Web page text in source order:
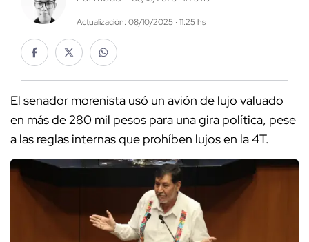
Actualización: 08/10/2025 · 11:25 hs
El senador morenista usó un avión de lujo valuado
en más de 280 mil pesos para una gira política, pese
a las reglas internas que prohíben lujos en la 4T.